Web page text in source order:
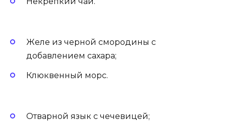
Желе из черной смородины с
добавлением сахара;
Клюквенный морс.
Отварной язык с чечевицей;